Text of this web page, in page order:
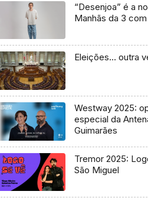
“Desenjoa” é a
Manhãs da 3
Eleições… outra
Westway 2025:
especial da
Guimarães
Tremor 2025:
São Miguel